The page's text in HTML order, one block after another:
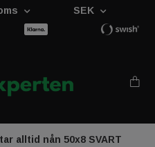
SEK
alltid nån 50x8 SVART